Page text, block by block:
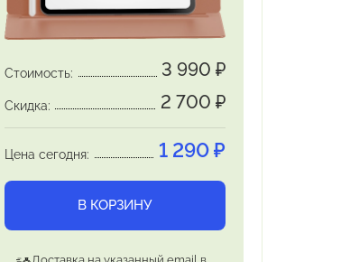
Стоимость: 3 990 ₽
Скидка: 2 700 ₽
Цена сегодня: 1 290₽
В КОРЗИНУ